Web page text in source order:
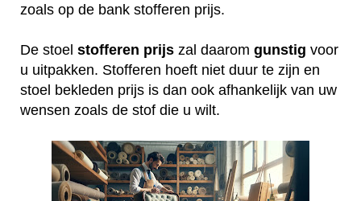
zoals op de bank stofferen prijs.
De stoel stofferen prijs zal daarom gunstig voor
u uitpakken. Stofferen hoeft niet duur te zijn en
stoel bekleden prijs is dan ook afhankelijk van uw
wensen zoals de stof die u wilt.